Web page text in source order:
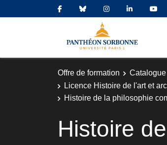
Offre de formation
Licence Histoire de l'art et
Histoire de la philosophie
Histoire